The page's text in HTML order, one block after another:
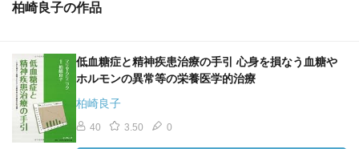
柏崎良子の作品
低血糖症と精神疾患治療の手引 心身を損なう血糖や
ホルモンの異常等の栄養医学的治療
柏崎良子
40 3.50 0